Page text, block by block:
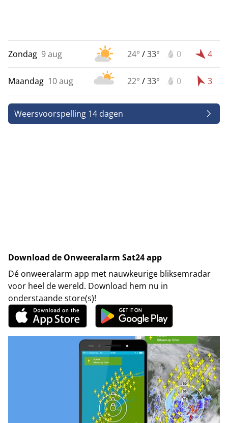
Zondag 9 aug 24° /33° 0 4
Maandag 10 aug 22° /33° 0 3
Weersvoorspelling 14 dagen
Download de Onweeralarm Sat24 app
Dé onweeralarm app met nauwkeurige bliksemradar
voor heel de wereld. Download hem nu in
onderstaande store(s)!